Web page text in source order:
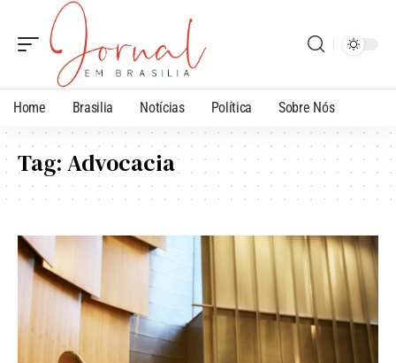
Home Brasilia Notícias Política Sobre Nós
Tag:Advocacia